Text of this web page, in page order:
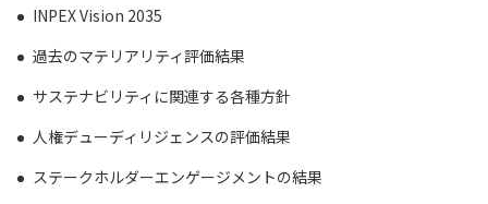
INPEX Vision 2035
過去のマテリアリティ評価結果
サステナビリティに関連する各種方針
人権デューディリジェンスの評価結果
ステークホルダーエンゲージメントの結果